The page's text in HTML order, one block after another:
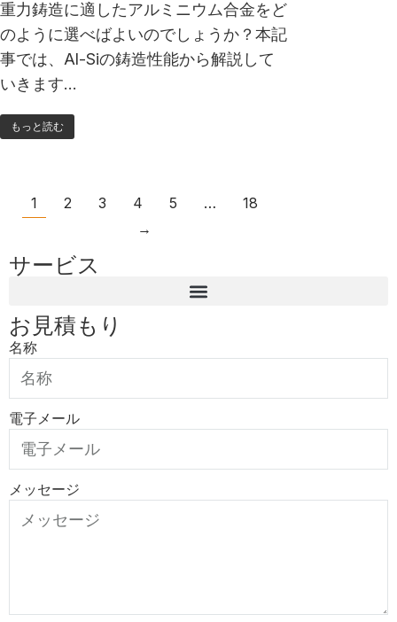
重力鋳造に適したアルミニウム合金をど
のように選べばよいのでしょうか？本記
事では、Al-Siの鋳造性能から解説して
いきます…
もっと読む
1 2 3 4 5 …
18
→
サービス
お見積もり
名称
電子メール
メッセージ